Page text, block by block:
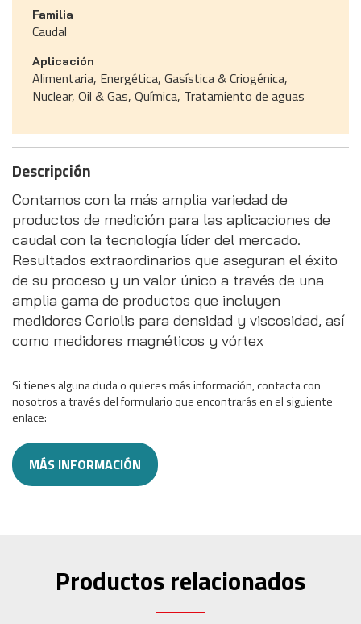
Familia
Caudal
Aplicación
Alimentaria, Energética, Gasística & Criogénica,
Nuclear, Oil & Gas, Química, Tratamiento de aguas
Descripción
Contamos con la más amplia variedad de
productos de medición para las aplicaciones de
caudal con la tecnología líder del mercado.
Resultados extraordinarios que aseguran el éxito
de su proceso y un valor único a través de una
amplia gama de productos que incluyen
medidores Coriolis para densidad y viscosidad, así
como medidores magnéticos y vórtex
Si tienes alguna duda o quieres más información, contacta con
nosotros a través del formulario que encontrarás en el siguiente
enlace:
MÁS INFORMACIÓN
Productos relacionados